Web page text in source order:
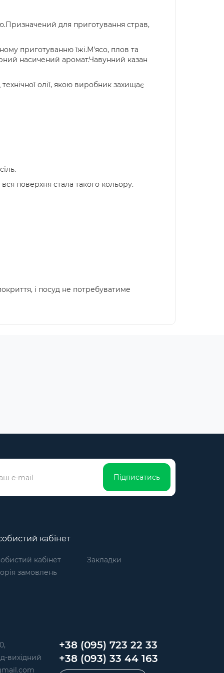
для приготування страв,
приготуванню їжі.М'ясо, плов та
насичений аромат.Чавунний казан
олії, якою виробник захищає
поверхня стала такого кольору.
і посуд не потребуватиме
Підписатись
кабінет
кабінет
замовлень
Закладки
вихідний
+38 (095) 723 22 33
+38 (093) 33 44 163